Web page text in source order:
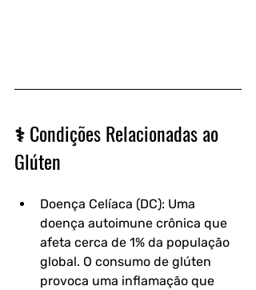
⚕️ Condições Relacionadas ao
Glúten
Doença Celíaca (DC): Uma
doença autoimune crônica que
afeta cerca de 1% da população
global. O consumo de glúten
provoca uma inflamação que